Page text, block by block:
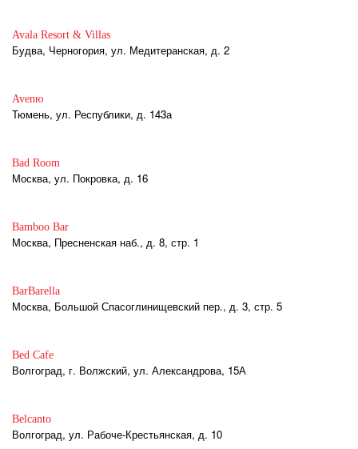
Avala Resort & Villas
Будва, Черногория, ул. Медитеранская, д. 2
Avenю
Тюмень, ул. Республики, д. 143а
Bad Room
Москва, ул. Покровка, д. 16
Bamboo Bar
Москва, Пресненская наб., д. 8, стр. 1
BarBarella
Москва, Большой Спасоглинищевский пер., д. 3, стр. 5
Bed Cafe
Волгоград, г. Волжский, ул. Александрова, 15А
Belcanto
Волгоград, ул. Рабоче-Крестьянская, д. 10